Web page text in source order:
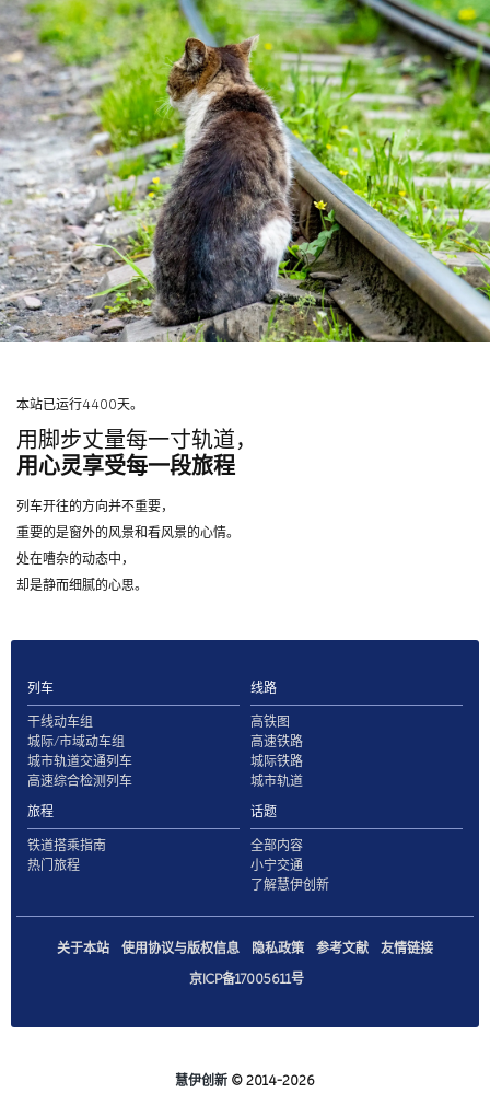
本站已运行4400天。
用脚步丈量每一寸轨道，
用心灵享受每一段旅程
列车开往的方向并不重要，
重要的是窗外的风景和看风景的心情。
处在嘈杂的动态中，
却是静而细腻的心思。
列车
干线动车组
城际/市域动车组
城市轨道交通列车
高速综合检测列车
线路
高铁图
高速铁路
城际铁路
城市轨道
旅程
铁道搭乘指南
热门旅程
话题
全部内容
小宁交通
了解慧伊创新
关于本站 使用协议与版权信息 隐私政策 参考文献
友情链接
京ICP备17005611号
慧伊创新 © 2014-2026